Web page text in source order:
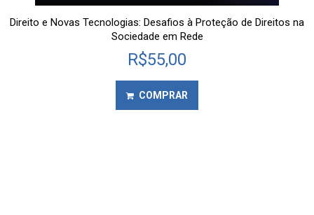
Direito e Novas Tecnologias: Desafios à Proteção de Direitos na
Sociedade em Rede
R$55,00
COMPRAR